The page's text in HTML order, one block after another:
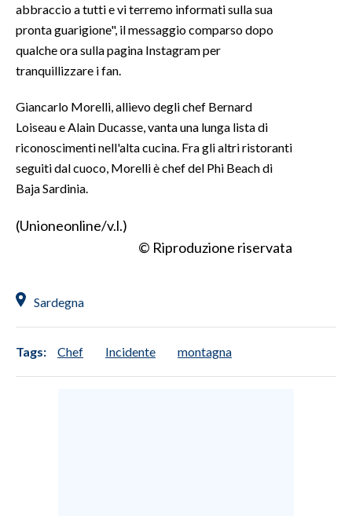
SALUTE
SARDEGNA TURISMO
NOTIZIE
EVENTI
#CARAUNIONE
ABBONATI
NECROLOGI
PUBBLICITÀ
abbraccio a tutti e vi terremo informati sulla sua
pronta guarigione", il messaggio comparso dopo
qualche ora sulla pagina Instagram per
tranquillizzare i fan.
Giancarlo Morelli, allievo degli chef Bernard
Loiseau e Alain Ducasse, vanta una lunga lista di
riconoscimenti nell'alta cucina. Fra gli altri ristoranti
seguiti dal cuoco, Morelli è chef del Phi Beach di
Baja Sardinia.
(Unioneonline/v.l.)
© Riproduzione riservata
Sardegna
Tags: Chef Incidente montagna